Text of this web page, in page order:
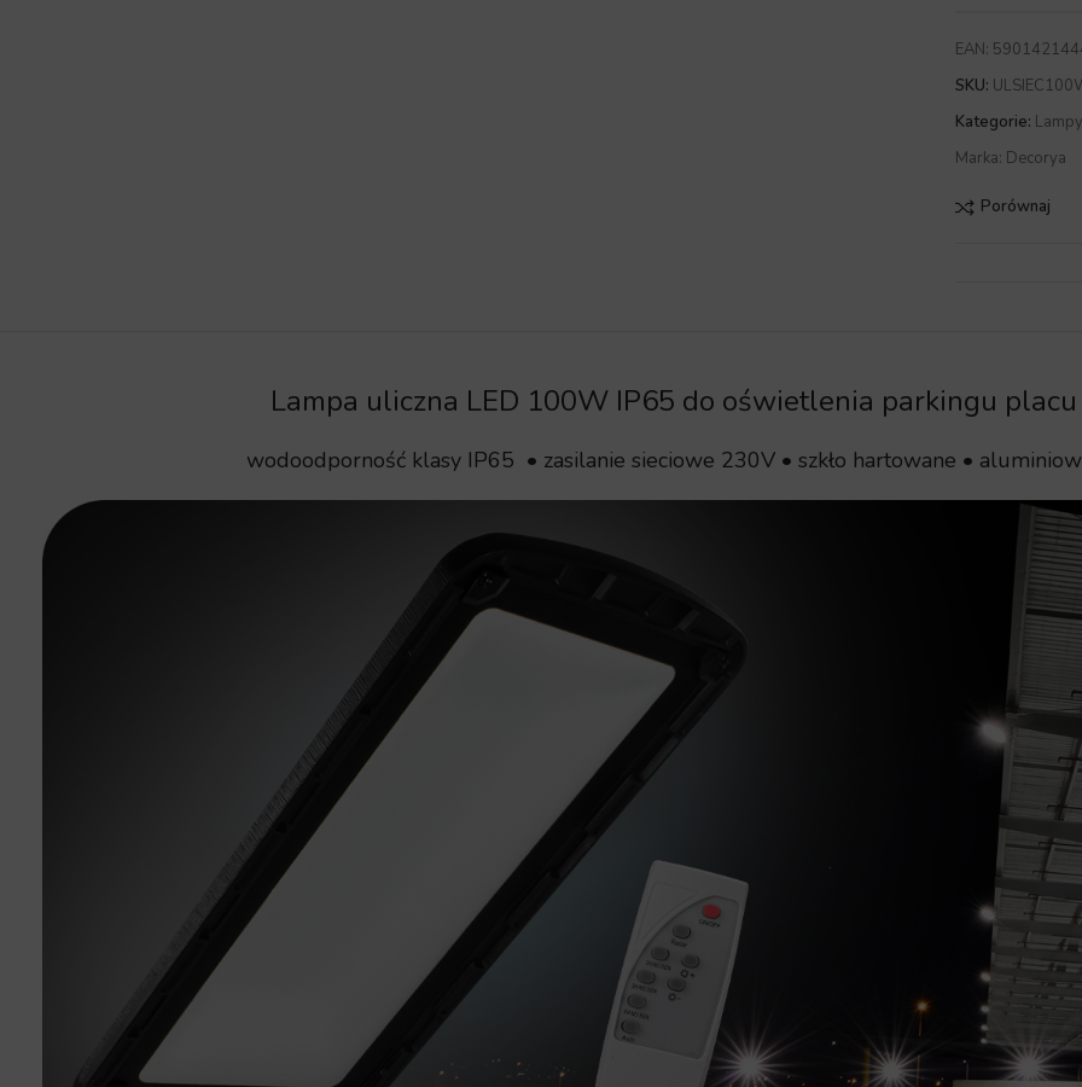
EAN:
SKU:
Kategorie:
Marka: Decorya
Porównaj
Lampa uliczna LED 100W IP65 do oświetlenia parkingu
wodoodporność klasy IP65 • zasilanie sieciowe 230V • szkło hartowane •